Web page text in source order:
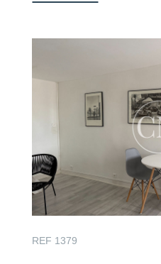
REF 1379